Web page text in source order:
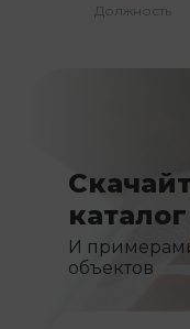
Должность
И
объектов